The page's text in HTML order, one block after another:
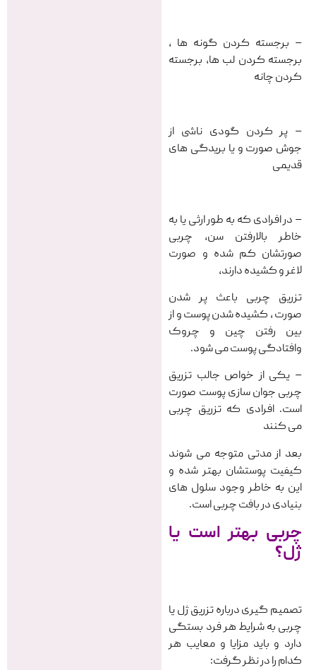
– برجسته کردن گونه ها ،
برجسته کردن لب ها، برجسته
کردن چانه
– پر کردن گودی ناشی از
جوش صورت و یا بریدگی های
قدیمی
– در افرادی که به طور ارثی یا به
خاطر بالارفتن سن، چربی
صورتشان کم شده و صورت
لاغر و کشیده دارند،
تزریق چربی باعث پر شدن
صورت ، کشیده شدن پوست و از
بین رفتن چین و چروک
وافتادگی پوست می شود.
– یکی از خواص جالب تزریق
چربی جوان سازی پوست صورت
است. افرادی که تزریق چربی
می کنند
بعد از مدتی متوجه می شوند
کیفیت پوستشان بهتر شده و
این به خاطر وجود سلول های
بنیادی در بافت چربی است.
چربی بهتر است یا
ژل؟
تصمیم گیری درباره تزریق ژل یا
چربی به شرایط هر فرد بستگی
دارد و باید مزایا و معایب هر
کدام را در نظر گرفت: